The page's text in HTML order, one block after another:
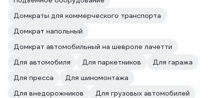
Домкраты для коммерческого транспорта
Домкрат напольный
Домкрат автомобильный на шевроле лачетти
Для автомобиля
Для паркетников
Для гаража
Для пресса
Для шиномонтажа
Для внедорожников
Для грузовых автомобилей